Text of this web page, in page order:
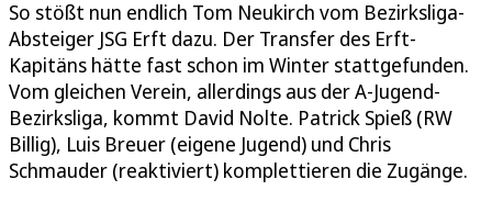
So stößt nun endlich Tom Neukirch vom Bezirksliga-
Absteiger JSG Erft dazu. Der Transfer des Erft-
Kapitäns hätte fast schon im Winter stattgefunden.
Vom gleichen Verein, allerdings aus der A-Jugend-
Bezirksliga, kommt David Nolte. Patrick Spieß (RW
Billig), Luis Breuer (eigene Jugend) und Chris
Schmauder (reaktiviert) komplettieren die Zugänge.